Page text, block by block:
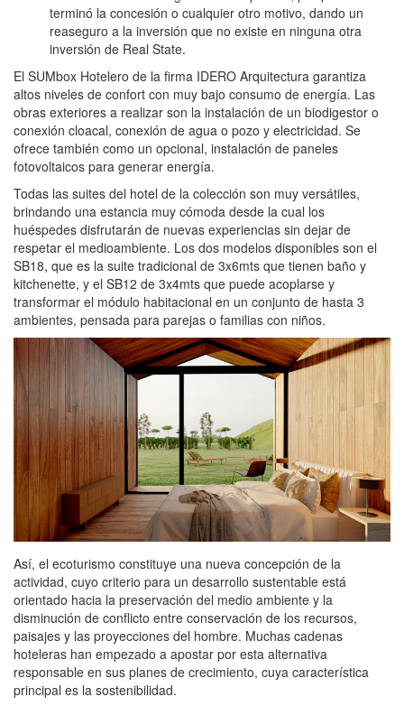
terminó la concesión o cualquier otro motivo, dando un
reaseguro a la inversión que no existe en ninguna otra
inversión de Real State.
El SUMbox Hotelero de la firma IDERO Arquitectura garantiza
altos niveles de confort con muy bajo consumo de energía. Las
obras exteriores a realizar son la instalación de un biodigestor o
conexión cloacal, conexión de agua o pozo y electricidad. Se
ofrece también como un opcional, instalación de paneles
fotovoltaicos para generar energía.
Todas las suites del hotel de la colección son muy versátiles,
brindando una estancia muy cómoda desde la cual los
huéspedes disfrutarán de nuevas experiencias sin dejar de
respetar el medioambiente. Los dos modelos disponibles son el
SB18, que es la suite tradicional de 3x6mts que tienen baño y
kitchenette, y el SB12 de 3x4mts que puede acoplarse y
transformar el módulo habitacional en un conjunto de hasta 3
ambientes, pensada para parejas o familias con niños.
Así, el ecoturismo constituye una nueva concepción de la
actividad, cuyo criterio para un desarrollo sustentable está
orientado hacia la preservación del medio ambiente y la
disminución de conflicto entre conservación de los recursos,
paisajes y las proyecciones del hombre. Muchas cadenas
hoteleras han empezado a apostar por esta alternativa
responsable en sus planes de crecimiento, cuya característica
principal es la sostenibilidad.